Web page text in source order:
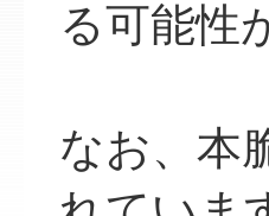
る可能性
なお、本